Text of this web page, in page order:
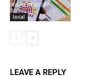
local
LEAVE A REPLY